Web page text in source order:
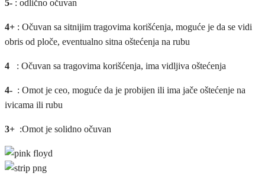
5- : odlično očuvan
4+ : Očuvan sa sitnijim tragovima korišćenja, moguće je da se vidi
obris od ploče, eventualno sitna oštećenja na rubu
4 : Očuvan sa tragovima korišćenja, ima vidljiva oštećenja
4- : Omot je ceo, moguće da je probijen ili ima jače oštećenje na
ivicama ili rubu
3+ :Omot je solidno očuvan